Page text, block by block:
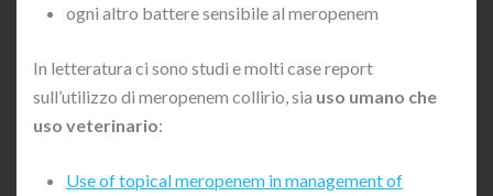
ogni altro battere sensibile al meropenem
In letteratura ci sono studi e molti case report
sull’utilizzo di meropenem collirio, sia uso umano che
uso veterinario:
Use of topical meropenem in management of